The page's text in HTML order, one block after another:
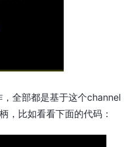
全部都是基于这个channel
，比如看看下面的代码：